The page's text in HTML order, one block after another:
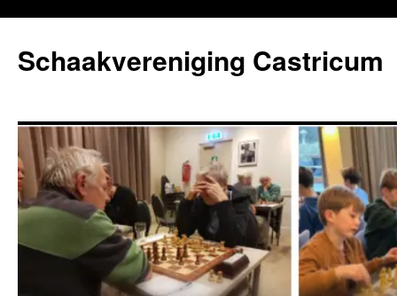
de
inhoud
Schaakvereniging Castricum